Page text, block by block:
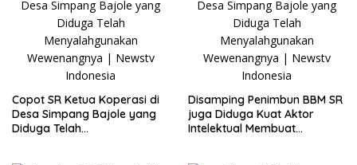
Copot SR Ketua Koperasi di
Desa Simpang Bajole yang
Diduga Telah
Disamping Penimbun BBM SR
juga Diduga Kuat Aktor
Intelektual Membuat